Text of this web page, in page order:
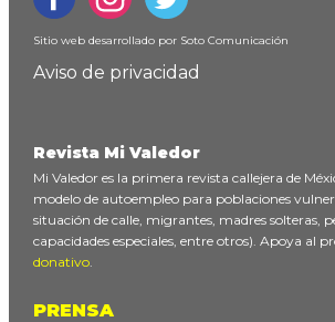
Sitio web desarrollado por Soto Comunicación
Aviso de privacidad
Revista Mi Valedor
Mi Valedor es la primera revista callejera de
modelo de autoempleo para poblaciones
situación de calle, migrantes, madres solteras,
capacidades especiales, entre otros). Apoya al
donativo.
PRENSA